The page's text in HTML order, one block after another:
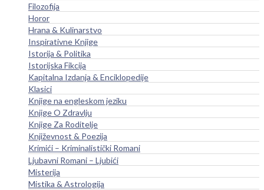
Filozofija
Horor
Hrana & Kulinarstvo
Inspirativne Knjige
Istorija & Politika
Istorijska Fikcija
Kapitalna Izdanja & Enciklopedije
Klasici
Knjige na engleskom jeziku
Knjige O Zdravlju
Knjige Za Roditelje
Književnost & Poezija
Krimići – Kriminalistički Romani
Ljubavni Romani – Ljubići
Misterija
Mistika & Astrologija